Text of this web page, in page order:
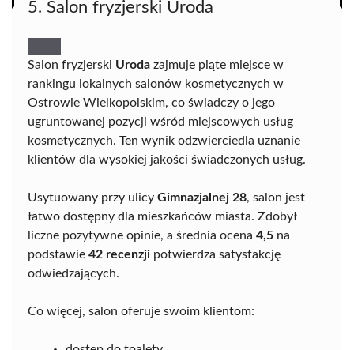
5. Salon fryzjerski Uroda
Salon fryzjerski Uroda zajmuje piąte miejsce w
rankingu lokalnych salonów kosmetycznych w
Ostrowie Wielkopolskim, co świadczy o jego
ugruntowanej pozycji wśród miejscowych usług
kosmetycznych. Ten wynik odzwierciedla uznanie
klientów dla wysokiej jakości świadczonych usług.
Usytuowany przy ulicy Gimnazjalnej 28, salon jest
łatwo dostępny dla mieszkańców miasta. Zdobył
liczne pozytywne opinie, a średnia ocena 4,5 na
podstawie 42 recenzji potwierdza satysfakcję
odwiedzających.
Co więcej, salon oferuje swoim klientom: